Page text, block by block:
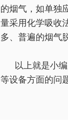
的烟气，如单独
量采用化学吸收
多、 普遍的烟气
以上就是小
等设备方面的问